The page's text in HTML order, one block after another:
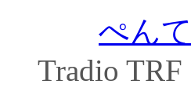
ぺん
Tradio TRF